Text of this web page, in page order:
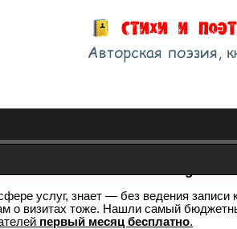
услуг, знает — без ведения
о визитах тоже. Нашли самый
первый месяц бесплатно.